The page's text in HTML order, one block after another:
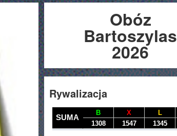
Obóz
Bartoszylas
2026
Rywalizacja